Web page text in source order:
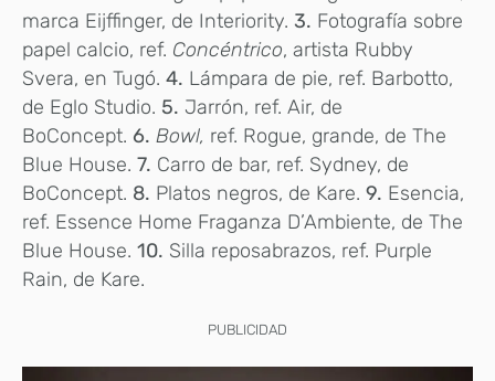
marca Eijffinger, de Interiority. 3. Fotografía sobre
papel calcio, ref. Concéntrico, artista Rubby
Svera, en Tugó. 4. Lámpara de pie, ref. Barbotto,
de Eglo Studio. 5. Jarrón, ref. Air, de
BoConcept. 6. Bowl, ref. Rogue, grande, de The
Blue House. 7. Carro de bar, ref. Sydney, de
BoConcept. 8. Platos negros, de Kare. 9. Esencia,
ref. Essence Home Fraganza D’Ambiente, de The
Blue House. 10. Silla reposabrazos, ref. Purple
Rain, de Kare.
PUBLICIDAD